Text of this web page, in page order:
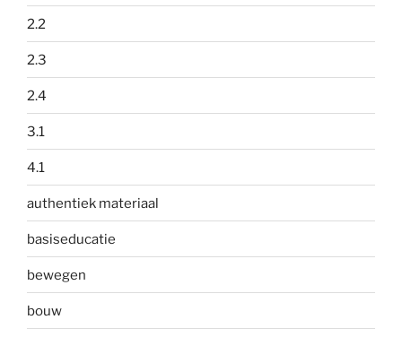
2.2
2.3
2.4
3.1
4.1
authentiek materiaal
basiseducatie
bewegen
bouw